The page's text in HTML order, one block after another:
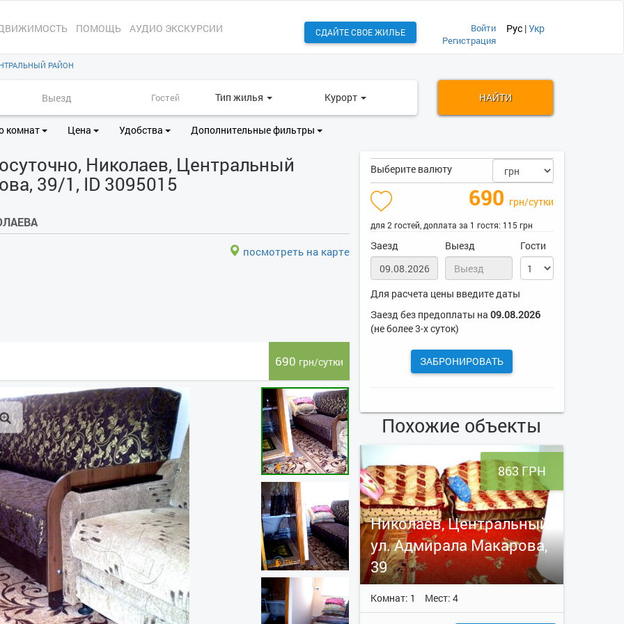
ПОМОЩЬ АУДИО ЭКСКУРСИИ СДАЙТЕ СВОЕ ЖИЛЬЕ
Войти
Регистрация
Рус |Укр
РАЙОН
Тип жилья Курорт НАЙТИ
комнат Цена Удобства Дополнительные фильтры
Николаев, Центральный
39/1, ID 3095015
посмотреть на карте
690 грн/сутки
Выберите валюту
690 грн/сутки
для 2 гостей, доплата за 1 гостя: 115 грн
Заезд Выезд Гости
Для расчета цены введите даты
Заезд без предоплаты на 09.08.2026
(не более 3-х суток)
ЗАБРОНИРОВАТЬ
Похожие объекты
863 ГРН
Николаев, Центральный,
ул. Адмирала Макарова,
39
Комнат: 1 Мест: 4